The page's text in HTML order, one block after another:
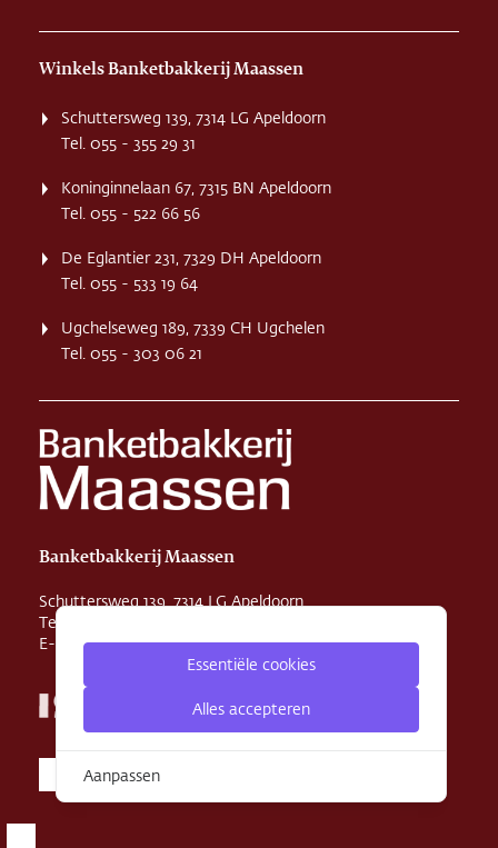
Winkels Banketbakkerij Maassen
Schuttersweg 139, 7314 LG Apeldoorn
Tel. 055 - 355 29 31
Koninginnelaan 67, 7315 BN Apeldoorn
Tel. 055 - 522 66 56
De Eglantier 231, 7329 DH Apeldoorn
Tel. 055 - 533 19 64
Ugchelseweg 189, 7339 CH Ugchelen
Tel. 055 - 303 06 21
Banketbakkerij Maassen
Schuttersweg 139, 7314 LG Apeldoorn
Tel. 055 - 355 29 31
E-mailinfo@maassenbanket.nl
Essentiële cookies
Alles accepteren
Aanpassen